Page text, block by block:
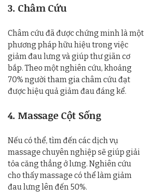
3. Châm Cứu
Châm cứu đã được chứng minh là một
phương pháp hữu hiệu trong việc
giảm đau lưng và giúp thư giãn cơ
bắp. Theo một nghiên cứu, khoảng
70% người tham gia châm cứu đạt
được hiệu quả giảm đau đáng kể.
4. Massage Cột Sống
Nếu có thể, tìm đến các dịch vụ
massage chuyên nghiệp sẽ giúp giải
tỏa căng thẳng ở lưng. Nghiên cứu
cho thấy massage có thể làm giảm
đau lưng lên đến 50%.